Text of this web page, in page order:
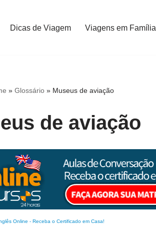
Dicas de Viagem Viagens em Família
»Glossário » Museus de aviação
de aviação
Online - Receba o Certificado em Casa!